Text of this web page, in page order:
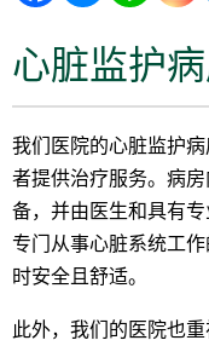
心脏监护病
我们医院的心脏监护
者提供治疗服务。病
备，并由医生和具有
专门从事心脏系统工
时安全且舒适。
此外，我们的医院也